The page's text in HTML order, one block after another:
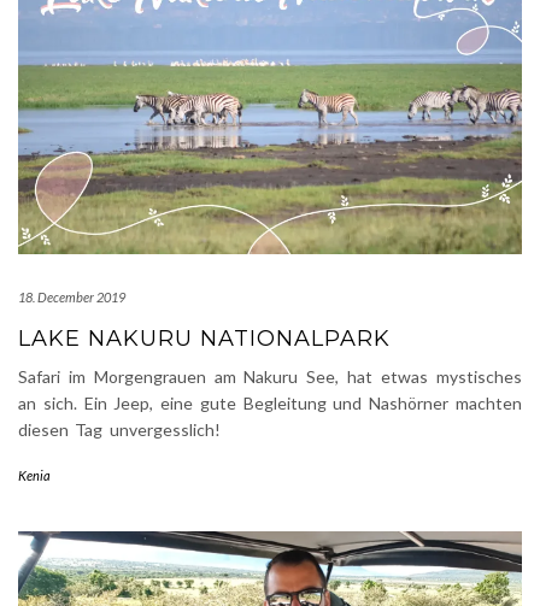
18. December 2019
LAKE NAKURU NATIONALPARK
Safari im Morgengrauen am Nakuru See, hat etwas mystisches
an sich. Ein Jeep, eine gute Begleitung und Nashörner machten
diesen Tag unvergesslich!
Kenia